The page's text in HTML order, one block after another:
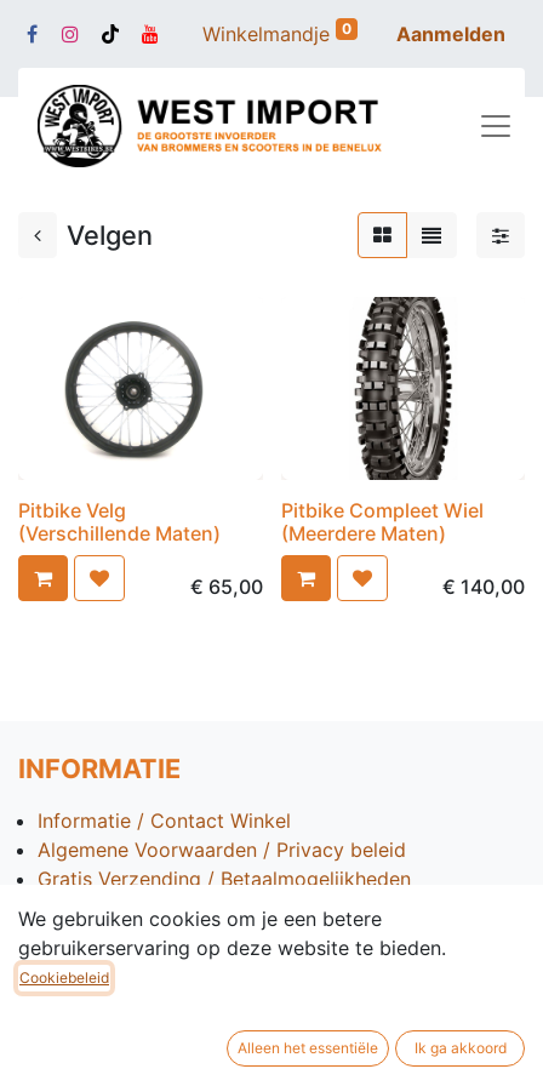
Winkelmandje 0 Aanmelden
Velgen
Pitbike Velg
(Verschillende Maten)
€ 65,00
Pitbike Compleet Wiel
(Meerdere Maten)
€ 140,00
INFORMATIE
Informatie / Contact Winkel
Algemene Voorwaarden / Privacy beleid
Gratis Verzending / Betaalmogelijkheden
B2B Informatie
BTW Informatie
Veelgestelde Vragen
Wintertips
Stasegemsesteenweg 1 GIK,
8500 Kortrijk, West-Vlaanderen (BE)
We gebruiken cookies om je een betere
gebruikerservaring op deze website te bieden.
Cookiebeleid
Alleen het essentiële Ik ga akkoord